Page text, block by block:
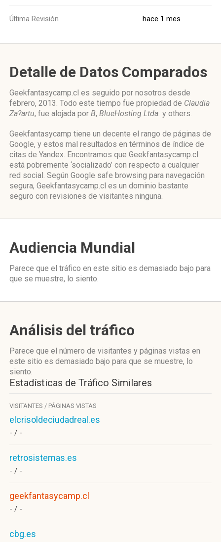
Última Revisión hace 1 mes
Detalle de Datos Comparados
Geekfantasycamp.cl es seguido por nosotros desde
febrero, 2013. Todo este tiempo fue propiedad de Claudia
Za?artu, fue alojada por B, BlueHosting Ltda. y others.
Geekfantasycamp tiene un decente el rango de páginas de
Google, y estos mal resultados en términos de índice de
citas de Yandex. Encontramos que Geekfantasycamp.cl
está pobremente ‘socializado’ con respecto a cualquier
red social. Según Google safe browsing para navegación
segura, Geekfantasycamp.cl es un dominio bastante
seguro con revisiones de visitantes ninguna.
Audiencia Mundial
Parece que el tráfico en este sitio es demasiado bajo para
que se muestre, lo siento.
Análisis del tráfico
Parece que el número de visitantes y páginas vistas en
este sitio es demasiado bajo para que se muestre, lo
siento.
Estadísticas de Tráfico Similares
VISITANTES / PÁGINAS VISTAS
elcrisoldeciudadreal.es
- / -
retrosistemas.es
- / -
geekfantasycamp.cl
- / -
cbg.es